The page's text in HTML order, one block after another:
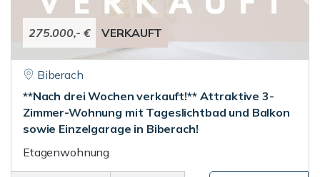
275.000,- € VERKAUFT
Biberach
**Nach drei Wochen verkauft!** Attraktive 3-
Zimmer-Wohnung mit Tageslichtbad und Balkon
sowie Einzelgarage in Biberach!
Etagenwohnung